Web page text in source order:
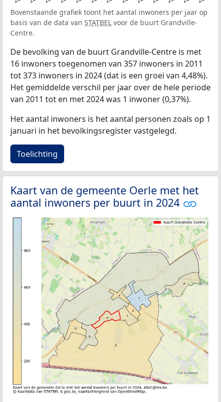
Bovenstaande grafiek toont het aantal inwoners per jaar op
basis van de data van STATBEL voor de buurt Grandville-
Centre.
De bevolking van de buurt Grandville-Centre is met
16 inwoners toegenomen van 357 inwoners in 2011
tot 373 inwoners in 2024 (dat is een groei van 4,48%).
Het gemiddelde verschil per jaar over de hele periode
van 2011 tot en met 2024 was 1 inwoner (0,37%).
Het aantal inwoners is het aantal personen zoals op 1
januari in het bevolkingsregister vastgelegd.
Toelichting
Kaart van de gemeente Oerle met het
aantal inwoners per buurt in 2024